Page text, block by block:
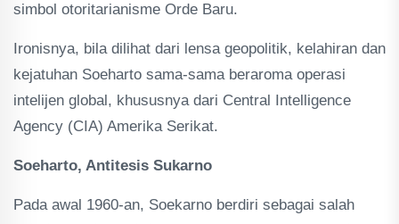
simbol otoritarianisme Orde Baru.
Ironisnya, bila dilihat dari lensa geopolitik, kelahiran dan
kejatuhan Soeharto sama-sama beraroma operasi
intelijen global, khususnya dari Central Intelligence
Agency (CIA) Amerika Serikat.
Soeharto, Antitesis Sukarno
Pada awal 1960-an, Soekarno berdiri sebagai salah